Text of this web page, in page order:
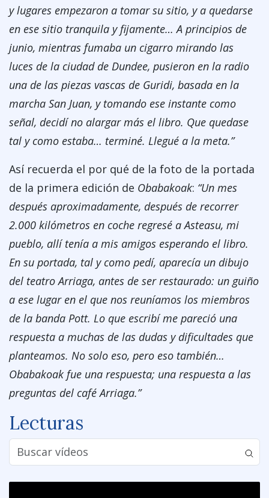
y lugares empezaron a tomar su sitio, y a quedarse
en ese sitio tranquila y fijamente… A principios de
junio, mientras fumaba un cigarro mirando las
luces de la ciudad de Dundee, pusieron en la radio
una de las piezas vascas de Guridi, basada en la
marcha San Juan, y tomando ese instante como
señal, decidí no alargar más el libro. Que quedase
tal y como estaba… terminé. Llegué a la meta.”
Así recuerda el por qué de la foto de la portada
de la primera edición de Obabakoak: “Un mes
después aproximadamente, después de recorrer
2.000 kilómetros en coche regresé a Asteasu, mi
pueblo, allí tenía a mis amigos esperando el libro.
En su portada, tal y como pedí, aparecía un dibujo
del teatro Arriaga, antes de ser restaurado: un guiño
a ese lugar en el que nos reuníamos los miembros
de la banda Pott. Lo que escribí me pareció una
respuesta a muchas de las dudas y dificultades que
planteamos. No solo eso, pero eso también…
Obabakoak fue una respuesta; una respuesta a las
preguntas del café Arriaga.”
Lecturas